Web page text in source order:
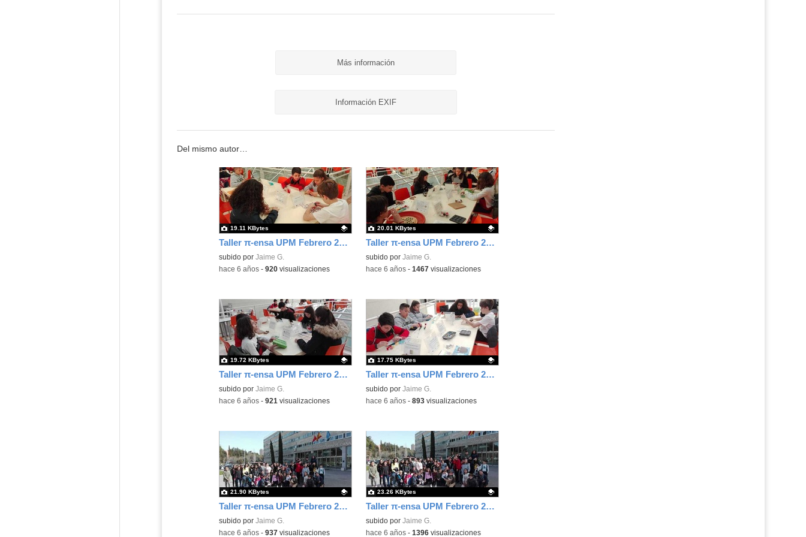
Más información
Información EXIF
Del mismo autor…
Taller π-ensa UPM Febrero 2020 3
Contenido educativo.
subido por Jaime G.
19.11 KBytes
-hace 6 años- 920visualizaciones
Taller π-ensa UPM Febrero 2020 1
Contenido educativo.
subido por Jaime G.
20.01 KBytes
-hace 6 años- 1467visualizaciones
Taller π-ensa UPM Febrero 2020 2
Contenido educativo.
subido por Jaime G.
19.72 KBytes
-hace 6 años- 921 visualizaciones
Taller π-ensa UPM Febrero 2020 4
Contenido educativo.
subido por Jaime G.
17.75 KBytes
-hace 6 años- 893visualizaciones
Taller π-ensa UPM Febrero 2020 5
Contenido educativo.
subido por Jaime G.
21.90 KBytes
-hace 6 años- 937visualizaciones
Taller π-ensa UPM Febrero 2020 6
Contenido educativo.
subido por Jaime G.
23.26 KBytes
-hace 6 años- 1396visualizaciones